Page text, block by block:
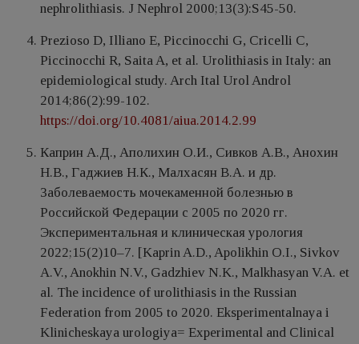
nephrolithiasis. J Nephrol 2000;13(3):S45-50.
Prezioso D, Illiano E, Piccinocchi G, Cricelli C,
Piccinocchi R, Saita A, et al. Urolithiasis in Italy: an
epidemiological study. Arch Ital Urol Androl
2014;86(2):99-102.
https://doi.org/10.4081/aiua.2014.2.99
Каприн А.Д., Аполихин О.И., Сивков А.В., Анохин
Н.В., Гаджиев Н.К., Малхасян В.А. и др.
Заболеваемость мочекаменной болезнью в
Российской Федерации с 2005 по 2020 гг.
Экспериментальная и клиническая урология
2022;15(2)10–7. [Kaprin A.D., Apolikhin O.I., Sivkov
A.V., Anokhin N.V., Gadzhiev N.K., Malkhasyan V.A. et
al. The incidence of urolithiasis in the Russian
Federation from 2005 to 2020. Eksperimentalnaya i
Klinicheskaya urologiya= Experimental and Clinical